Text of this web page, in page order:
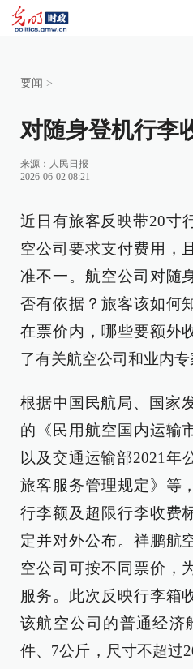
要闻 >
对随身登机行李
来源： 人民日报
2026-06-02 08:21
近日有旅客反映带20寸
空公司要求支付费用，
准不一。航空公司对随
否有依据？旅客该如何
在票价内，哪些要额外
了有关航空公司和业内专
根据中国民航局、国家
的《民用航空国内运输
以及交通运输部2021年
旅客服务管理规定》等
行李额及超限行李收费
定并对外公布。祥鹏航
空公司可按不同票价，
服务。此次反映行李箱
该航空公司的普通经济
件、7公斤，尺寸不超过